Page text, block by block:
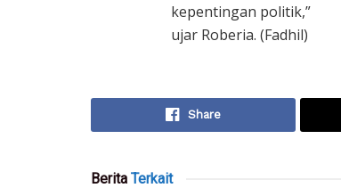
kepentingan politik,”
ujar Roberia. (Fadhil)
Share
Berita Terkait